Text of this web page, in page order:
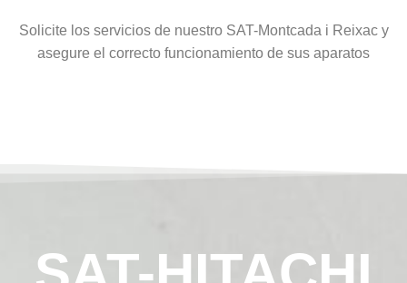
Solicite los servicios de nuestro SAT-Montcada i Reixac y
asegure el correcto funcionamiento de sus aparatos